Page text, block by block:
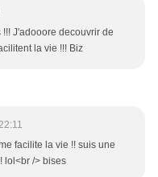
J'adooore decouvrir de
la vie !!! Biz
facilite la vie !! suis une
lol<br /> bises